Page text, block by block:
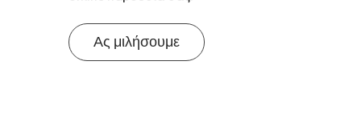
Ας μιλήσουμε